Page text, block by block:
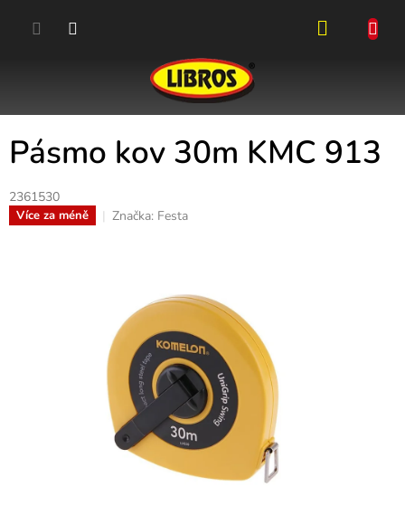
Pásmo kov 30m KMC 913
2361530
Více za méně Značka: Festa